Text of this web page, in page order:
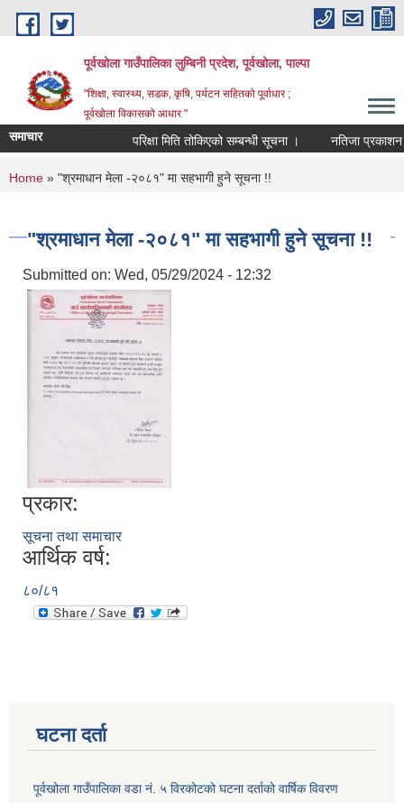
Skip to main content
पूर्वखोला गाउँपालिका लुम्बिनी प्रदेश, पूर्वखोला, पाल्पा
"शिक्षा, स्वास्थ्य, सडक, कृषि, पर्यटन सहितको पूर्वाधार ;
पूर्वखोला विकासको आधार "
समाचार परिक्षा मिति तोकिएको सम्बन्धी सूचना । नतिजा प्रकाशन
You are here
Home » "श्रमाधान मेला -२०८१" मा सहभागी हुने सूचना !!
"श्रमाधान मेला -२०८१" मा सहभागी हुने सूचना !!
Submitted on: Wed, 05/29/2024 - 12:32
प्रकार:
सूचना तथा समाचार
आर्थिक वर्ष:
८०/८१
घटना दर्ता
पूर्वखोला गाउँपालिका वडा नं. ५ विरकोटको घटना दर्ताको वार्षिक विवरण